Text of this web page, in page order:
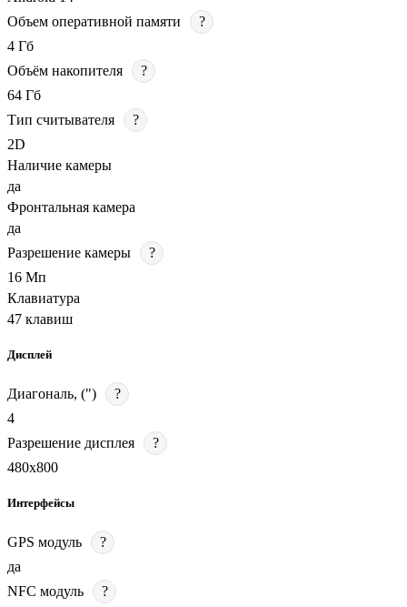
Объем оперативной памяти
?
4 Гб
Объём накопителя
?
64 Гб
Тип считывателя
?
2D
Наличие камеры
да
Фронтальная камера
да
Разрешение камеры
?
16 Мп
Клавиатура
47 клавиш
Дисплей
Диагональ, (")
?
4
Разрешение дисплея
?
480х800
Интерфейсы
GPS модуль
?
да
NFC модуль
?